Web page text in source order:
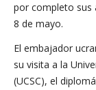
por completo sus
8 de mayo.
El embajador
su visita a la
(UCSC), el